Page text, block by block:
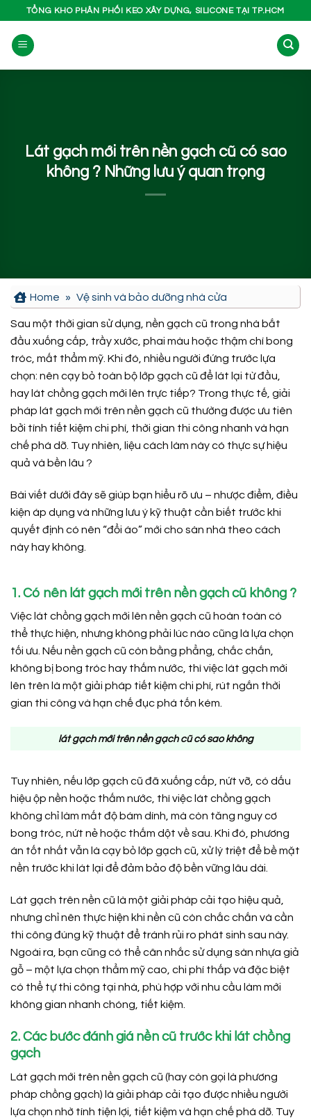
nội
dung
TỔNG KHO PHÂN PHỐI KEO XÂY DỰNG, SILICONE TẠI TP.HCM
Lát gạch mới trên nền gạch cũ có sao
không ? Những lưu ý quan trọng
Home » Vệ sinh và bảo dưỡng nhà cửa
Sau một thời gian sử dụng, nền gạch cũ trong nhà bắt
đầu xuống cấp, trầy xước, phai màu hoặc thậm chí bong
tróc, mất thẩm mỹ. Khi đó, nhiều người đứng trước lựa
chọn: nên cạy bỏ toàn bộ lớp gạch cũ để lát lại từ đầu,
hay lát chồng gạch mới lên trực tiếp? Trong thực tế, giải
pháp lát gạch mới trên nền gạch cũ thường được ưu tiên
bởi tính tiết kiệm chi phí, thời gian thi công nhanh và hạn
chế phá dỡ. Tuy nhiên, liệu cách làm này có thực sự hiệu
quả và bền lâu ?
Bài viết dưới đây sẽ giúp bạn hiểu rõ ưu – nhược điểm, điều
kiện áp dụng và những lưu ý kỹ thuật cần biết trước khi
quyết định có nên “đổi áo” mới cho sàn nhà theo cách
này hay không.
1. Có nên lát gạch mới trên nền gạch cũ không ?
Việc lát chồng gạch mới lên nền gạch cũ hoàn toàn có
thể thực hiện, nhưng không phải lúc nào cũng là lựa chọn
tối ưu. Nếu nền gạch cũ còn bằng phẳng, chắc chắn,
không bị bong tróc hay thấm nước, thì việc lát gạch mới
lên trên là một giải pháp tiết kiệm chi phí, rút ngắn thời
gian thi công và hạn chế đục phá tốn kém.
lát gạch mới trên nền gạch cũ có sao không
Tuy nhiên, nếu lớp gạch cũ đã xuống cấp, nứt vỡ, có dấu
hiệu ộp nền hoặc thấm nước, thì việc lát chồng gạch
không chỉ làm mất độ bám dính, mà còn tăng nguy cơ
bong tróc, nứt nẻ hoặc thấm dột về sau. Khi đó, phương
án tốt nhất vẫn là cạy bỏ lớp gạch cũ, xử lý triệt để bề mặt
nền trước khi lát lại để đảm bảo độ bền vững lâu dài.
Lát gạch trên nền cũ là một giải pháp cải tạo hiệu quả,
nhưng chỉ nên thực hiện khi nền cũ còn chắc chắn và cần
thi công đúng kỹ thuật để tránh rủi ro phát sinh sau này.
Ngoài ra, bạn cũng có thể cân nhắc sử dụng sàn nhựa giả
gỗ – một lựa chọn thẩm mỹ cao, chi phí thấp và đặc biệt
có thể tự thi công tại nhà, phù hợp với nhu cầu làm mới
không gian nhanh chóng, tiết kiệm.
2. Các bước đánh giá nền cũ trước khi lát chồng
gạch
Lát gạch mới trên nền gạch cũ (hay còn gọi là phương
pháp chồng gạch) là giải pháp cải tạo được nhiều người
lựa chọn nhờ tính tiện lợi, tiết kiệm và hạn chế phá dỡ. Tuy